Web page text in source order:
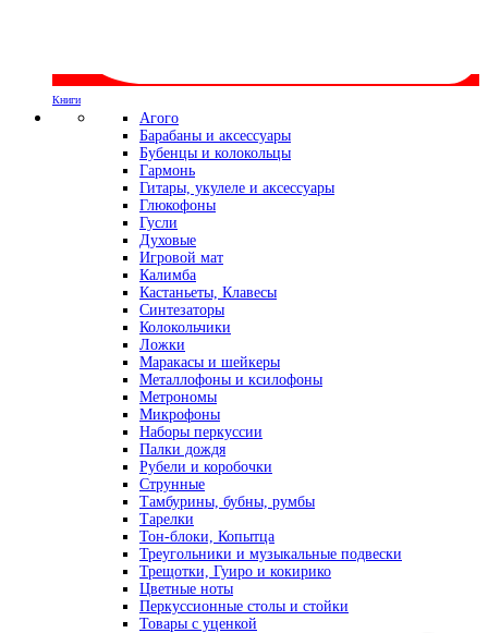
Книги
Агого
Барабаны и аксессуары
Бубенцы и колокольцы
Гармонь
Гитары, укулеле и аксессуары
Глюкофоны
Гусли
Духовые
Игровой мат
Калимба
Кастаньеты, Клавесы
Синтезаторы
Колокольчики
Ложки
Маракасы и шейкеры
Металлофоны и ксилофоны
Метрономы
Микрофоны
Наборы перкуссии
Палки дождя
Рубели и коробочки
Струнные
Тамбурины, бубны, румбы
Тарелки
Тон-блоки, Копытца
Треугольники и музыкальные подвески
Трещотки, Гуиро и кокирико
Цветные ноты
Перкуссионные столы и стойки
Товары с уценкой